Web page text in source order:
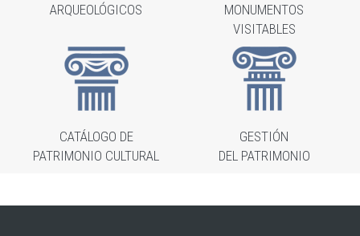
ARQUEOLÓGICOS
MONUMENTOS
VISITABLES
CATÁLOGO DE
PATRIMONIO CULTURAL
GESTIÓN
DEL PATRIMONIO